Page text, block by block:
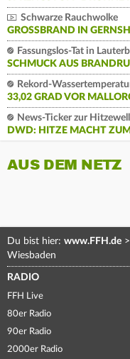
Schwarze Rauchwolke
GROSSBRAND IN
Fassungslos-Tat in
SCHMUCK AUS
Rekord-
33,02 GRAD VOR
News-Ticker zur
DWD: HITZE MACHT
AUS DEM NETZ
Du bist hier: www.FFH.de
Wiesbaden
RADIO
FFH Live
80er Radio
90er Radio
2000er Radio